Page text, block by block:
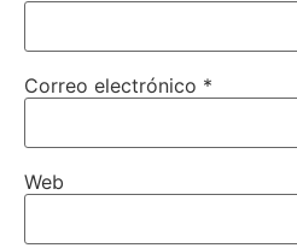
Correo electrónico *
Web